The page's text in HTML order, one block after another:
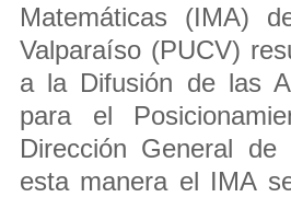
Matemáticas (IMA)
Valparaíso (PUCV)
a la Difusión de las
para el
Dirección General
esta manera el IMA